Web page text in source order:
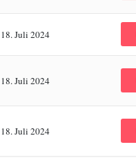
18. Juli 2024
18. Juli 2024
18. Juli 2024